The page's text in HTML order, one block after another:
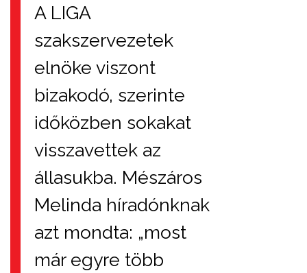
A LIGA
szakszervezetek
elnöke viszont
bizakodó, szerinte
időközben sokakat
visszavettek az
állasukba. Mészáros
Melinda híradónknak
azt mondta: „most
már egyre több